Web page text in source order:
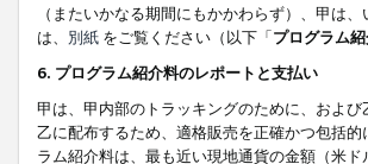
（またいかなる期間にもかかわらず）、甲は
は、 別紙 をご覧ください（以下「プログラム
6. プログラム紹介料のレポートと支払い
甲は、甲内部のトラッキングのために、およ
乙に配布するため、適格販売を正確かつ包括
ラム紹介料は、最も近い現地通貨の金額（米